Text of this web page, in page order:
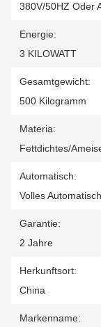
380V/50HZ Oder
Energie:
3 KILOWATT
Gesamtgewicht:
500 Kilogramm
Materia:
Fettdichtes/
Automatisch:
Volles
Garantie:
2 Jahre
Herkunftsort:
China
Markenname: